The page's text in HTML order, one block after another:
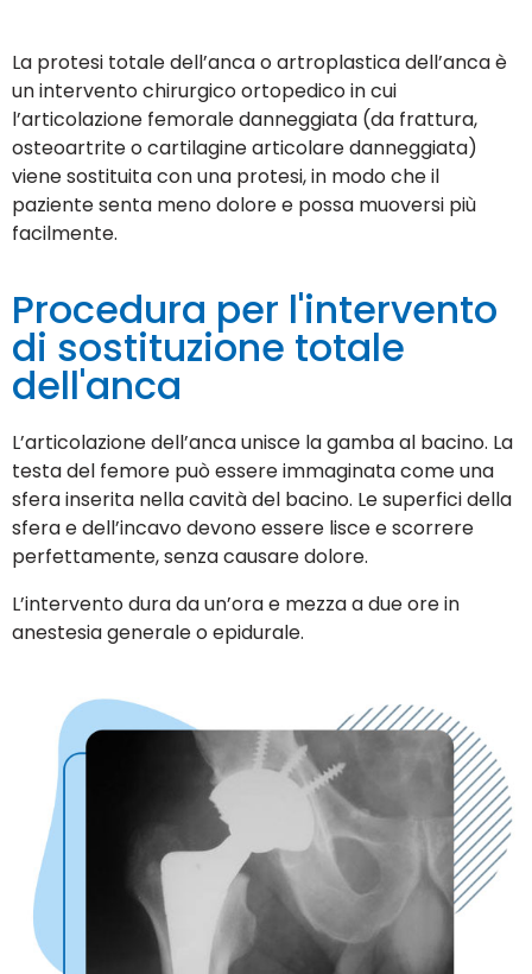
La protesi totale dell’anca o artroplastica dell’anca è
un intervento chirurgico ortopedico in cui
l’articolazione femorale danneggiata (da frattura,
osteoartrite o cartilagine articolare danneggiata)
viene sostituita con una protesi, in modo che il
paziente senta meno dolore e possa muoversi più
facilmente.
Procedura per l'intervento
di sostituzione totale
dell'anca
L’articolazione dell’anca unisce la gamba al bacino. La
testa del femore può essere immaginata come una
sfera inserita nella cavità del bacino. Le superfici della
sfera e dell’incavo devono essere lisce e scorrere
perfettamente, senza causare dolore.
L’intervento dura da un’ora e mezza a due ore in
anestesia generale o epidurale.